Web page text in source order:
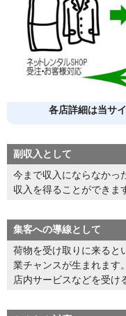
各店詳細は当サ
副収入として
今まで収入にならなかっ
収入を得ることができま
集客への導線として
荷物を受け取りに来ると
業チャンスが生まれます
店内サービスなどを受け